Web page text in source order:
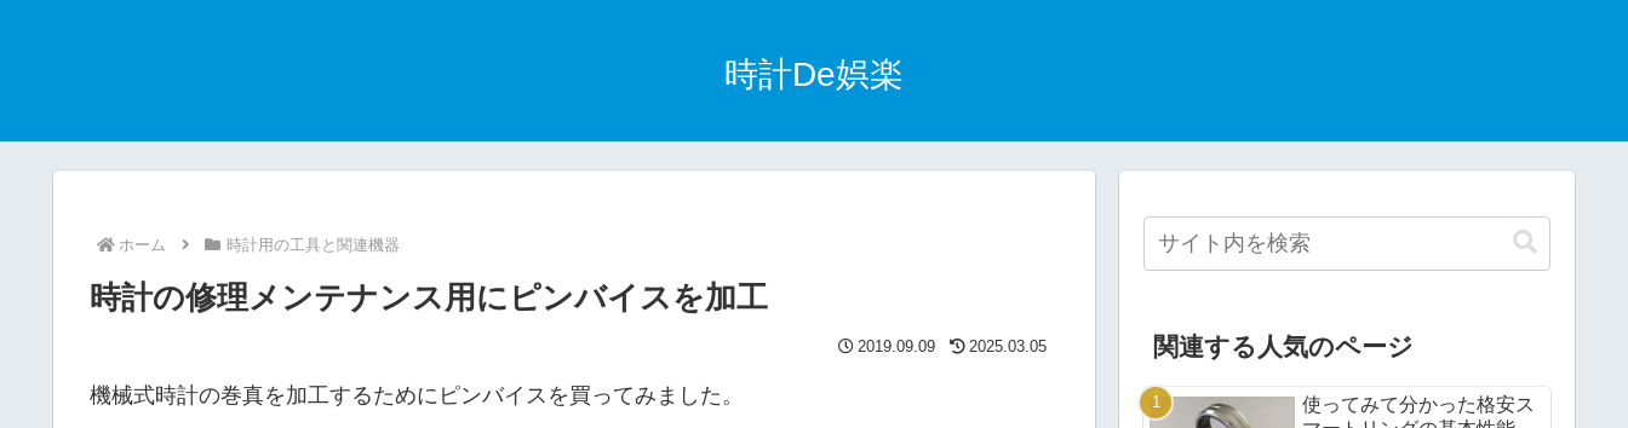
時計De娯楽
ホーム 時計用の工具と関連機器
時計の修理メンテナンス用にピンバイスを加工
2019.09.09 2025.03.05
機械式時計の巻真を加工するためにピンバイスを買ってみました。
関連する人気のページ
使ってみて分かった格安ス